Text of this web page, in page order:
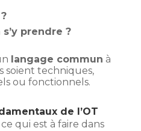
prendre ?
langage commun à
soient techniques,
ou fonctionnels.
de l’OT
qui est à faire dans